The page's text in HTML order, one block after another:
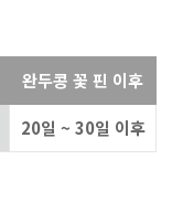
완두콩 꽃 핀 이후
20일 ~ 30일 이후